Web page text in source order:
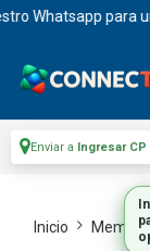
Whatsapp para un
Enviar a Ingresar
Inicio